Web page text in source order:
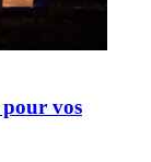
vos